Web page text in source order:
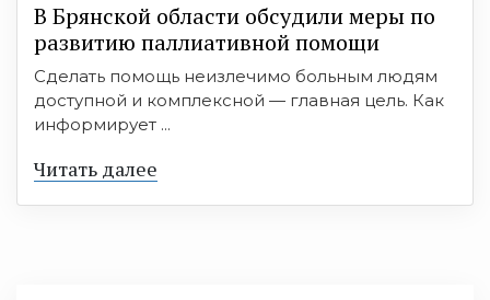
В Брянской области обсудили меры по
развитию паллиативной помощи
Сделать помощь неизлечимо больным людям
доступной и комплексной — главная цель. Как
информирует ...
Читать далее